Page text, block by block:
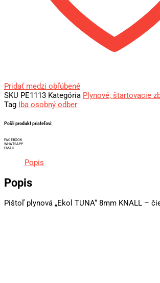
Pridať medzi obľúbené
SKU PE1113 Kategória Plynové, štartovacie
Tag Iba osobný odber
Pošli produkt priateľovi:
FACEBOOK
WHATSAPP
EMAIL
Popis
Popis
Pištoľ plynová „Ekol TUNA“ 8mm KNALL –